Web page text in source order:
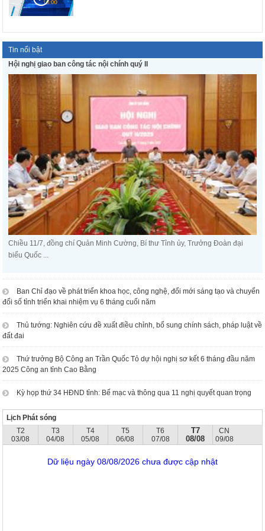
Tin nổi bật
Hội nghị giao ban công tác nội chính quý II
Chiều 11/7, đồng chí Quản Minh Cường, Bí thư Tỉnh ủy, Trưởng Đoàn đại
biểu Quốc ...
Ban Chỉ đạo về phát triển khoa học, công nghệ, đổi mới sáng tạo và chuyển
đổi số tỉnh triển khai nhiệm vụ 6 tháng cuối năm
Thủ tướng: Nghiên cứu đề xuất điều chỉnh, bổ sung chính sách, pháp luật về
đất đai
Thứ trưởng Bộ Công an Trần Quốc Tỏ dự hội nghị sơ kết 6 tháng đầu năm
2025 Công an tỉnh Cao Bằng
Kỳ họp thứ 34 HĐND tỉnh: Bế mạc và thông qua 11 nghị quyết quan trọng
Lịch Phát sóng
T2
03/08
T3
04/08
T4
05/08
T5
06/08
T6
07/08
T7
08/08
CN
09/08
Dữ liệu ngày 08/08/2026 chưa được cập nhật